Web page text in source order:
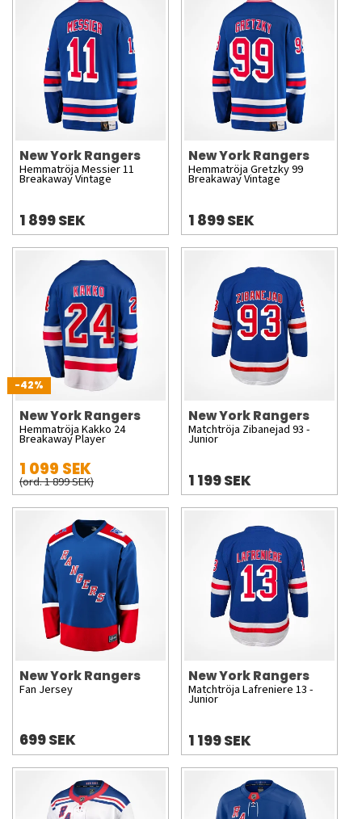
New York Rangers
Hemmatröja Messier 11
Breakaway Vintage
1 899 SEK
New York Rangers
Hemmatröja Gretzky 99
Breakaway Vintage
1 899 SEK
-42%
New York Rangers
Hemmatröja Kakko 24
Breakaway Player
1 099 SEK
(ord. 1 899 SEK)
New York Rangers
Matchtröja Zibanejad 93 -
Junior
1 199 SEK
New York Rangers
Fan Jersey
699 SEK
New York Rangers
Matchtröja Lafreniere 13 -
Junior
1 199 SEK